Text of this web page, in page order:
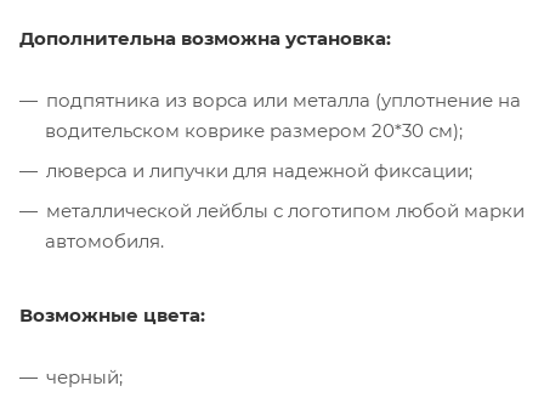
Дополнительна возможна установка:
подпятника из ворса или металла (уплотнение на
водительском коврике размером 20*30 см);
люверса и липучки для надежной фиксации;
металлической лейблы с логотипом любой марки
автомобиля.
Возможные цвета:
черный;